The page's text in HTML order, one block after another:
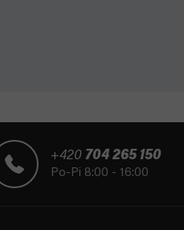
+420 704 265 150
Po-Pi 8:00 - 16:00